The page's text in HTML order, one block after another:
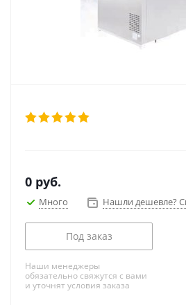
0 руб.
Много Нашли дешевле?
Под заказ
Наши менеджеры
обязательно свяжутся с вами
и уточнят условия заказа